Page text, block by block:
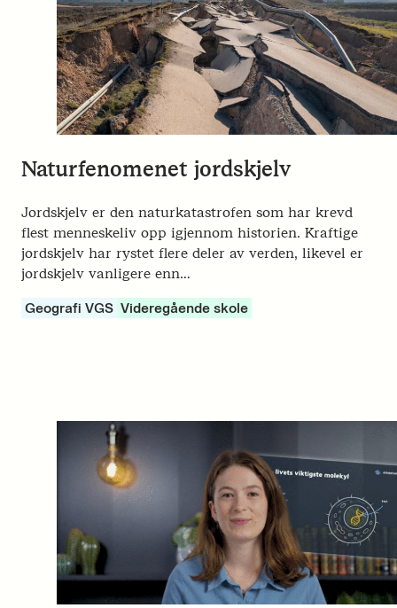
Naturfenomenet jordskjelv
Jordskjelv er den naturkatastrofen som har krevd
flest menneskeliv opp igjennom historien. Kraftige
jordskjelv har rystet flere deler av verden, likevel er
jordskjelv vanligere enn…
Geografi VGS Videregående skole